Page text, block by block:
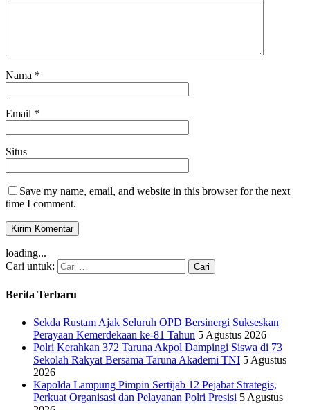
Nama *
Email *
Situs
Save my name, email, and website in this browser for the next
time I comment.
loading...
Cari untuk:
Berita Terbaru
Sekda Rustam Ajak Seluruh OPD Bersinergi Sukseskan
Perayaan Kemerdekaan ke-81 Tahun 5 Agustus 2026
Polri Kerahkan 372 Taruna Akpol Dampingi Siswa di 73
Sekolah Rakyat Bersama Taruna Akademi TNI 5 Agustus
2026
Kapolda Lampung Pimpin Sertijab 12 Pejabat Strategis,
Perkuat Organisasi dan Pelayanan Polri Presisi 5 Agustus